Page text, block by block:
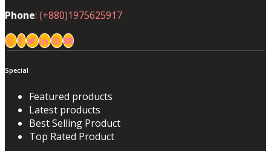
Phone: (+880)1975625917
Special
Featured products
Latest products
Best Selling Product
Top Rated Product